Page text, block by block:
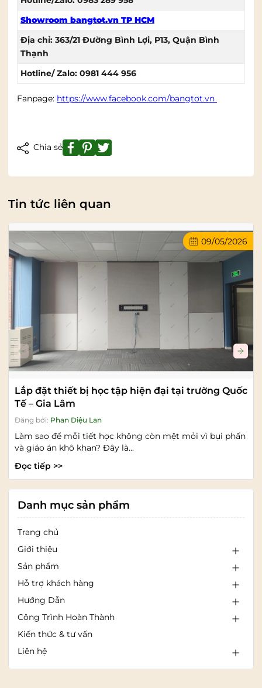
Showroom bangtot.vn TP HCM
Địa chỉ: 363/21 Đường Bình Lợi, P13, Quận Bình
Thạnh
Hotline/ Zalo: 0981 444 956
Fanpage: https://www.facebook.com/bangtot.vn
Chia sẻ
Tin tức liên quan
09/05/2026
Lắp đặt thiết bị học tập hiện đại tại trường Quốc
Tế – Gia Lâm
Đăng bởi: Phan Diệu Lan
Làm sao để mỗi tiết học không còn mệt mỏi vì bụi phấn
và giáo án khô khan? Đây là...
Đọc tiếp >>
Danh mục sản phẩm
Trang chủ
Giới thiệu
Sản phẩm
Hỗ trợ khách hàng
Hướng Dẫn
Công Trình Hoàn Thành
Kiến thức & tư vấn
Liên hệ